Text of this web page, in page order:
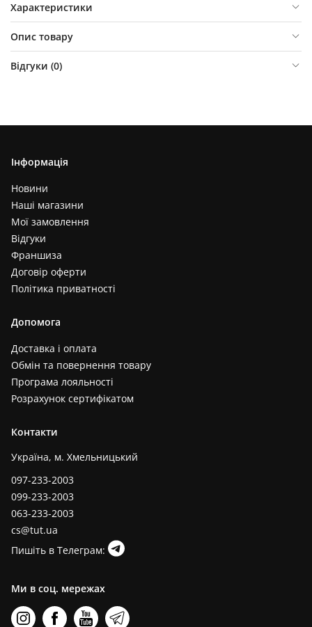
Характеристики
Опис товару
Відгуки (0)
Інформація
Новини
Наші магазини
Мої замовлення
Відгуки
Франшиза
Договір оферти
Політика приватності
Допомога
Доставка і оплата
Обмін та повернення товару
Програма лояльності
Розрахунок сертифікатом
Контакти
Україна, м. Хмельницький
097-233-2003
099-233-2003
063-233-2003
cs@tut.ua
Пишіть в Телеграм:
Ми в соц. мережах